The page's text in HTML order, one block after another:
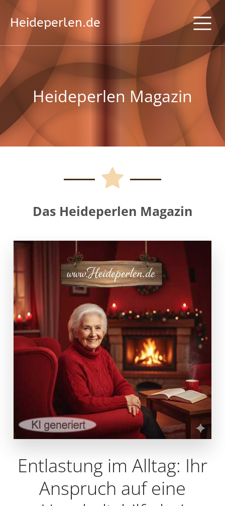
Heideperlen.de
Heideperlen Magazin
Das Heideperlen Magazin
Entlastung im Alltag: Ihr
Anspruch auf eine